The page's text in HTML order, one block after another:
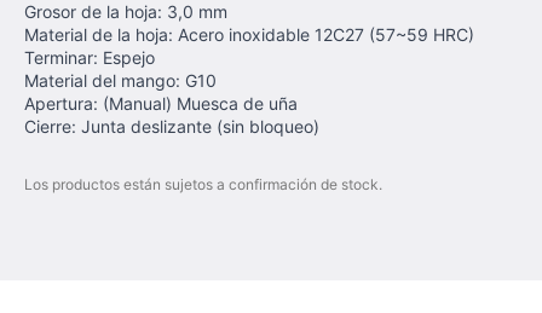
Grosor de la hoja: 3,0 mm
Material de la hoja: Acero inoxidable 12C27 (57~59 HRC)
Terminar: Espejo
Material del mango: G10
Apertura: (Manual) Muesca de uña
Cierre: Junta deslizante (sin bloqueo)
Los productos están sujetos a confirmación de stock.